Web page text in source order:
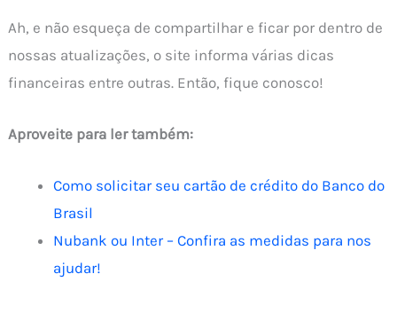
Ah, e não esqueça de compartilhar e ficar por dentro de
nossas atualizações, o site informa várias dicas
financeiras entre outras. Então, fique conosco!
Aproveite para ler também:
Como solicitar seu cartão de crédito do Banco do
Brasil
Nubank ou Inter – Confira as medidas para nos
ajudar!